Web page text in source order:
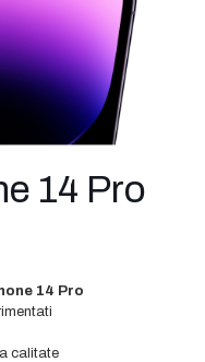
14 Pro
14 Pro
calitate